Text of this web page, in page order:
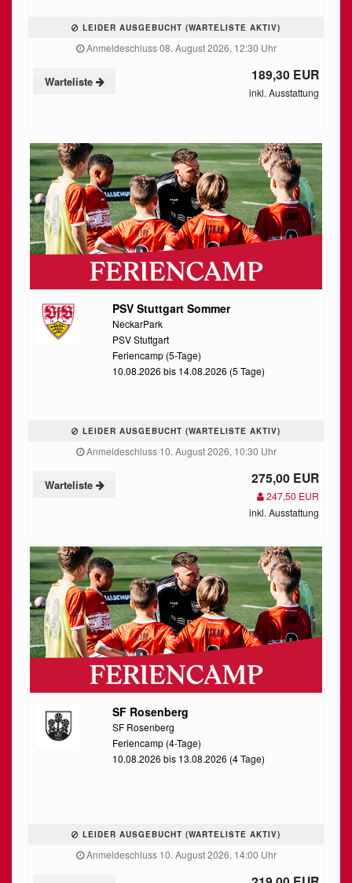
LEIDER AUSGEBUCHT (WARTELISTE AKTIV)
Anmeldeschluss 08. August 2026, 12:30 Uhr
Warteliste 189,30 EUR
inkl. Ausstattung
PSV Stuttgart Sommer
NeckarPark
PSV Stuttgart
Feriencamp (5-Tage)
10.08.2026 bis 14.08.2026 (5 Tage)
LEIDER AUSGEBUCHT (WARTELISTE AKTIV)
Anmeldeschluss 10. August 2026, 10:30 Uhr
Warteliste 275,00 EUR
247,50 EUR
inkl. Ausstattung
SF Rosenberg
SF Rosenberg
Feriencamp (4-Tage)
10.08.2026 bis 13.08.2026 (4 Tage)
LEIDER AUSGEBUCHT (WARTELISTE AKTIV)
Anmeldeschluss 10. August 2026, 14:00 Uhr